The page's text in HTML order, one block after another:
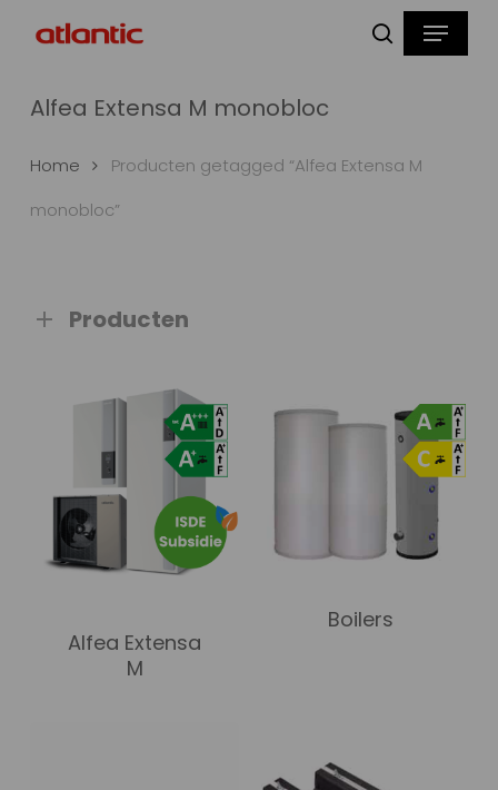
zoeken
Menu
Alfea Extensa M monobloc
Home
Producten getagged “Alfea Extensa M
monobloc”
Producten
Alfea Extensa
M
Boilers